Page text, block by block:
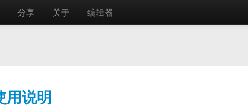
分享 关于 编辑器
用说明